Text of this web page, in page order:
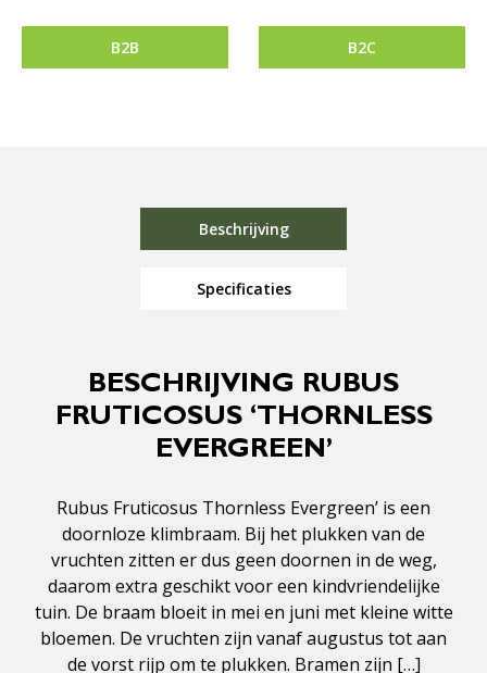
B2B B2C
Beschrijving
Specificaties
BESCHRIJVING RUBUS
FRUTICOSUS ‘THORNLESS
EVERGREEN’
Rubus Fruticosus Thornless Evergreen’ is een
doornloze klimbraam. Bij het plukken van de
vruchten zitten er dus geen doornen in de weg,
daarom extra geschikt voor een kindvriendelijke
tuin. De braam bloeit in mei en juni met kleine witte
bloemen. De vruchten zijn vanaf augustus tot aan
de vorst rijp om te plukken. Bramen zijn […]